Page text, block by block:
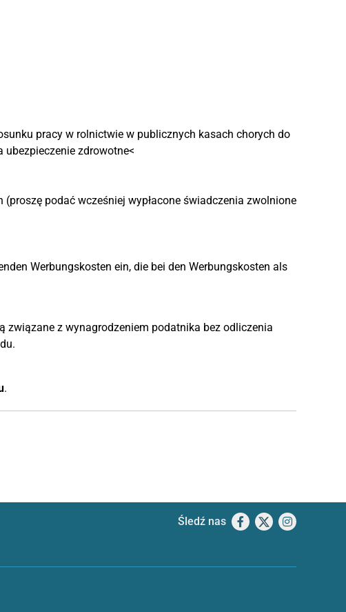
pracy w rolnictwie w publicznych kasach chorych do
ubezpieczenie zdrowotne<
podać wcześniej wypłacone świadczenia zwolnione
Werbungskosten ein, die bei den Werbungskosten als
związane z wynagrodzeniem podatnika bez odliczenia
.
Śledź nas Facebook
X Instagram